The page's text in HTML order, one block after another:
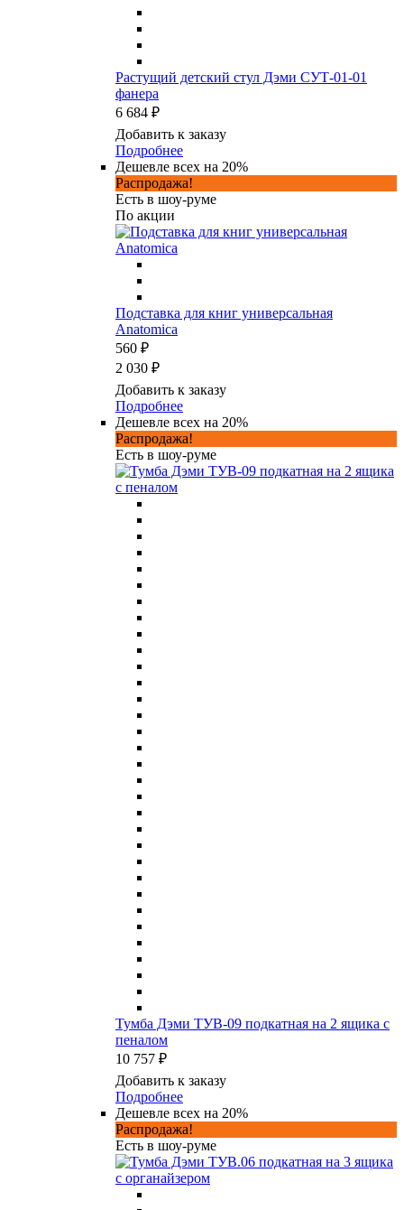
Растущий детский стул Дэми СУТ-01-01
фанера
6 684 ₽
Добавить к заказу
Подробнее
Дешевле всех на 20%
Распродажа!
Есть в шоу-руме
По акции
Подставка для книг универсальная
Anatomica
560 ₽
2 030 ₽
Добавить к заказу
Подробнее
Дешевле всех на 20%
Распродажа!
Есть в шоу-руме
Тумба Дэми ТУВ-09 подкатная на 2 ящика с
пеналом
10 757 ₽
Добавить к заказу
Подробнее
Дешевле всех на 20%
Распродажа!
Есть в шоу-руме